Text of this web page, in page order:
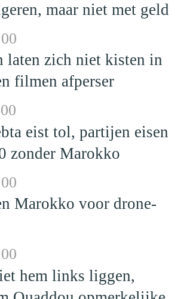
maar niet met geld
laten zich niet kisten in
filmen afperser
eist tol, partijen eisen
zonder Marokko
Marokko voor drone-
hem links liggen,